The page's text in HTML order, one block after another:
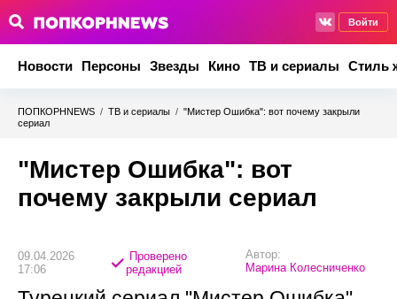
Войти
Новости Персоны Звезды Кино ТВ и сериалы Стиль
ПОПКОРНNEWS / ТВ и сериалы / "Мистер Ошибка": вот почему закрыли
сериал
"Мистер Ошибка": вот
почему закрыли сериал
09.04.2026
17:06
Проверено
редакцией
Автор:
Марина Колесниченко